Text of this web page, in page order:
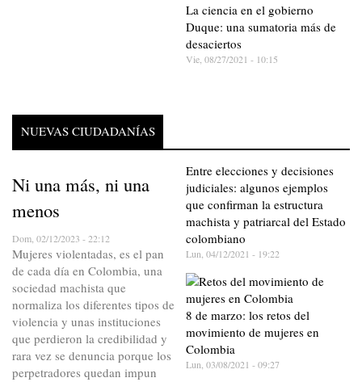
La ciencia en el gobierno
Duque: una sumatoria más de
desaciertos
Vie, 08/27/2021 - 10:15
NUEVAS CIUDADANÍAS
Ni una más, ni una
menos
Dom, 02/12/2023 - 22:12
Mujeres violentadas, es el pan
de cada día en Colombia, una
sociedad machista que
normaliza los diferentes tipos de
violencia y unas instituciones
que perdieron la credibilidad y
rara vez se denuncia porque los
perpetradores quedan impun
Entre elecciones y decisiones
judiciales: algunos ejemplos
que confirman la estructura
machista y patriarcal del Estado
colombiano
Lun, 04/12/2021 - 19:22
8 de marzo: los retos del
movimiento de mujeres en
Colombia
Lun, 03/08/2021 - 09:27